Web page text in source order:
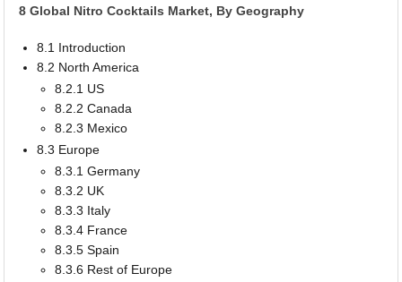
8 Global Nitro Cocktails Market, By Geography
8.1 Introduction
8.2 North America
8.2.1 US
8.2.2 Canada
8.2.3 Mexico
8.3 Europe
8.3.1 Germany
8.3.2 UK
8.3.3 Italy
8.3.4 France
8.3.5 Spain
8.3.6 Rest of Europe